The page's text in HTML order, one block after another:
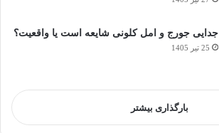
جدایی جورج و امل کلونی شایعه است یا واقعیت؟
25 تیر 1405
بارگذاری بیشتر